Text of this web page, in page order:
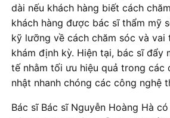
dài nếu khách hàng biết cách
khách hàng được bác sĩ thẩm mỹ
kỹ lưỡng về cách chăm sóc và vai
khám định kỳ. Hiện tại, bác sĩ đẩy
tế nhằm tối ưu hiệu quả trong các
nhật nhanh chóng các công nghệ
Bác sĩ Bác sĩ Nguyễn Hoàng Hà